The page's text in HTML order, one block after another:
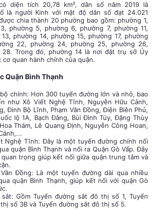
diện tích 20,78 km², dân số năm 2019 là
là người Kinh với mật độ dân số đạt 24.021
chia thành 20 phường bao gồm: phường 1,
phường 5, phường 6, phường 7, phường 11,
phường 14, phường 15, phường 17, phường
22, phường 24, phường 25, phường 26,
28. Trong đó, phường 14 là nơi đặt trụ sở Ủy
cơ quan hành chính của quận.
Quận Bình Thạnh
chính: Hơn 300 tuyến đường lớn và nhỏ, bao
như Xô Viết Nghệ Tĩnh, Nguyễn Hữu Cảnh,
Đinh Bộ Lĩnh, Phạm Văn Đồng, Điện Biên Phủ,
lộ 1A, Bạch Đằng, Bùi Đình Túy, Đặng Thùy
Thám, Lê Quang Định, Nguyễn Công Hoan,
Nghệ Tĩnh: Đây là một tuyến đường chính nối
quận Bình Thạnh và nối ra Quận Gò Vấp. Đây
trọng giúp kết nối giữa quận trung tâm và
Đồng: Là một tuyến đường dài qua nhiều
quận Bình Thạnh, giúp kết nối với quận Gò
sắt: Gồm Tuyến đường sắt đô thị số 1, Tuyến
số 3B và Tuyến đường sắt đô thị số 5.